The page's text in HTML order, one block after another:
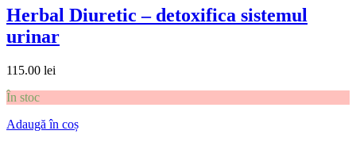
Herbal Diuretic – detoxifica sistemul
urinar
115.00 lei
În stoc
Adaugă în coș